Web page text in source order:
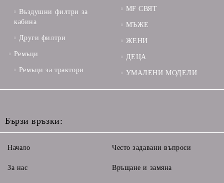
Въздушни филтри за
кабина
Други филтри
Ремъци
Ремъци за трактори
MF СВЯТ
МЪЖЕ
ЖЕНИ
ДЕЦА
УМАЛЕНИ МОДЕЛИ
Бързи връзки:
Начало
За нас
Често задавани въпроси
Връщане и замяна